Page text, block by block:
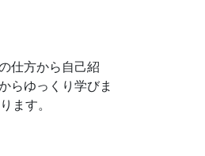
仕方から自己紹
らゆっくり学びま
ます。